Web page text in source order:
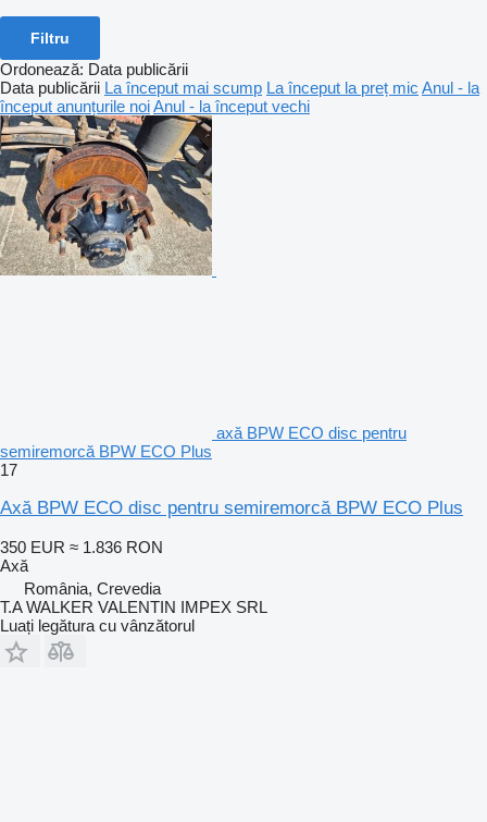
Filtru
Ordonează: Data publicării
Data publicării La început mai scump La început la preț mic Anul - la
început anunțurile noiAnul - la început vechi
axă BPW ECO disc pentru
semiremorcă BPW ECO Plus
17
Axă BPW ECO disc pentru semiremorcă BPW ECO Plus
350 EUR ≈ 1.836 RON
Axă
România, Crevedia
T.A WALKER VALENTIN IMPEX SRL
Luați legătura cu vânzătorul